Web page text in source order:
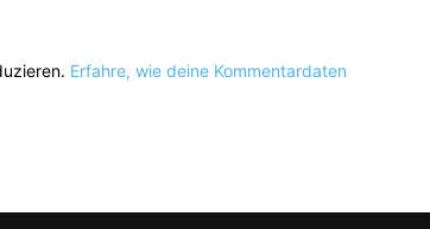
Erfahre, wie deine Kommentardaten